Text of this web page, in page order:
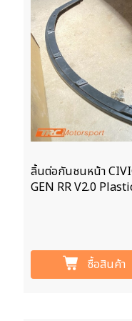
ลิ้นต่อกันชนหน้า
GEN RR V2.0
ซื้อสินค้า